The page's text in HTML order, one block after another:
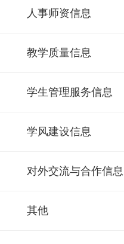
人事师资信息
教学质量信息
学生管理服务信息
学风建设信息
对外交流与合作信息
其他